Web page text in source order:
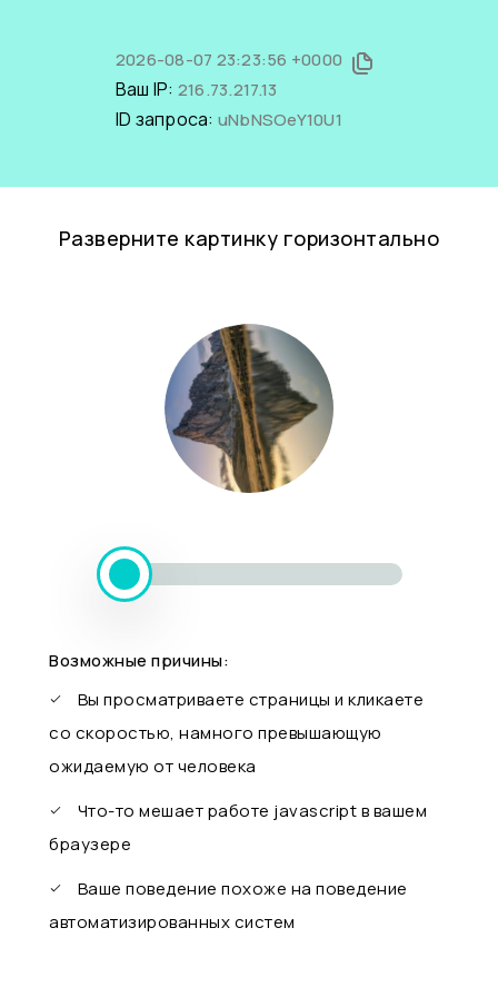
2026-08-07 23:23:56 +0000
Ваш IP: 216.73.217.13
ID запроса: uNbNSOeY10U1
Разверните картинку горизонтально
Возможные причины:
Вы просматриваете страницы и кликаете
со скоростью, намного превышающую
ожидаемую от человека
Что-то мешает работе javascript в вашем
браузере
Ваше поведение похоже на поведение
автоматизированных систем